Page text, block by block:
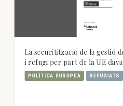
La securitització de la gestió
i refugi per part de la UE
POLÍTICA EUROPEA REFUGIATS